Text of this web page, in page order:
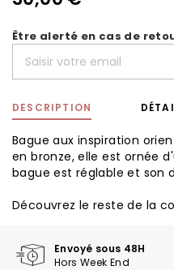
Être alerté en cas de
DESCRIPTION
Bague aux inspiration
en bronze, elle est ornée
bague est réglable et son
Découvrez le reste de la
Envoyé sous 48H
Hors Week End